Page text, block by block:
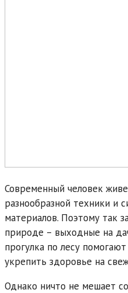
Современный человек
разнообразной техники и
материалов. Поэтому так
природе – выходные на
прогулка по лесу
укрепить здоровье на
Однако ничто не мешает